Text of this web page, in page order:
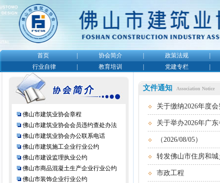
首页 协会简介 政策法规
行业自律
教育培训 党建专栏
佛山市建筑业协会章程
佛山市建筑业协会会员违约查处办法
佛山市建筑业协会办公联系电话
佛山市建筑施工企业行业公约
佛山市建设监理执业公约
佛山市商品混凝土生产企业行业公约
佛山市装饰企业行业公约
文件通知 Association Notice
关于缴纳2026年度
关于举办2026年广
（2026/08/05）
转发佛山市住房和
市政工程